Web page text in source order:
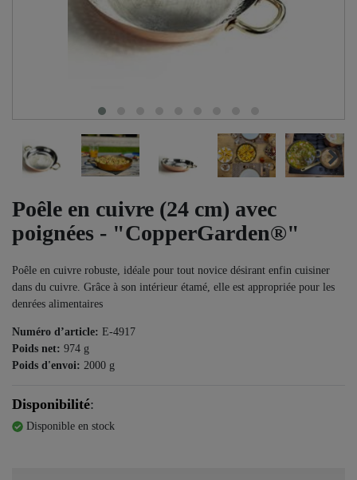
Poêle en cuivre (24 cm) avec
poignées - "CopperGarden®"
Poêle en cuivre robuste, idéale pour tout novice désirant enfin cuisiner
dans du cuivre. Grâce à son intérieur étamé, elle est appropriée pour les
denrées alimentaires
Numéro d’article: E-4917
Poids net: 974 g
Poids d'envoi: 2000 g
Disponibilité:
Disponible en stock